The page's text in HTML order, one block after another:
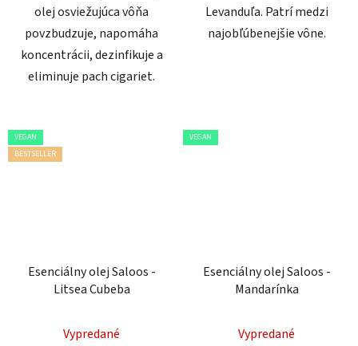
olej osviežujúca vôňa
povzbudzuje, napomáha
koncentrácii, dezinfikuje a
eliminuje pach cigariet.
Levanduľa. Patrí medzi
najobľúbenejšie vône.
VEGAN
BESTSELLER
Esenciálny olej Saloos -
Litsea Cubeba
Vypredané
VEGAN
Esenciálny olej Saloos -
Mandarínka
Vypredané